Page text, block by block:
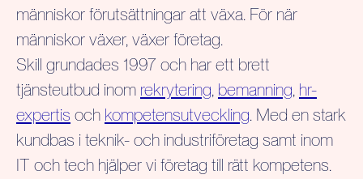
människor förutsättningar att växa. För när
människor växer, växer företag.
Skill grundades 1997 och har ett brett
tjänsteutbud inom rekrytering, bemanning, hr-
expertis och kompetensutveckling. Med en stark
kundbas i teknik- och industriföretag samt inom
IT och tech hjälper vi företag till rätt kompetens.